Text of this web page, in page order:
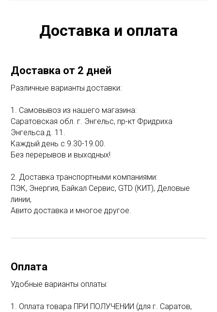
Доставка и оплата
Доставка от 2 дней
Различные варианты доставки:
1. Самовывоз из нашего магазина:
Саратовская обл. г. Энгельс, пр-кт Фридриха
Энгельса д. 11.
Каждый день с 9.30-19.00.
Без перерывов и выходных!
2. Доставка транспортными компаниями:
ПЭК, Энергия, Байкал Сервис, GTD (КИТ), Деловые
линии,
Авито доставка и многое другое.
Оплата
Удобные варианты оплаты:
1. Оплата товара ПРИ ПОЛУЧЕНИИ (для г. Саратов,